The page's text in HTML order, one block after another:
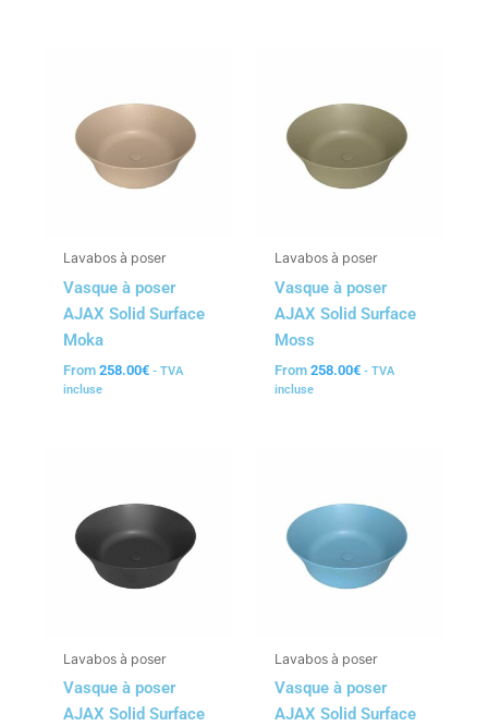
Lavabos à poser
Vasque à poser
AJAX Solid Surface
Moka
From 258.00€ - TVA
incluse
Lavabos à poser
Vasque à poser
AJAX Solid Surface
Moss
From 258.00€ - TVA
incluse
Lavabos à poser
Vasque à poser
AJAX Solid Surface
Lavabos à poser
Vasque à poser
AJAX Solid Surface